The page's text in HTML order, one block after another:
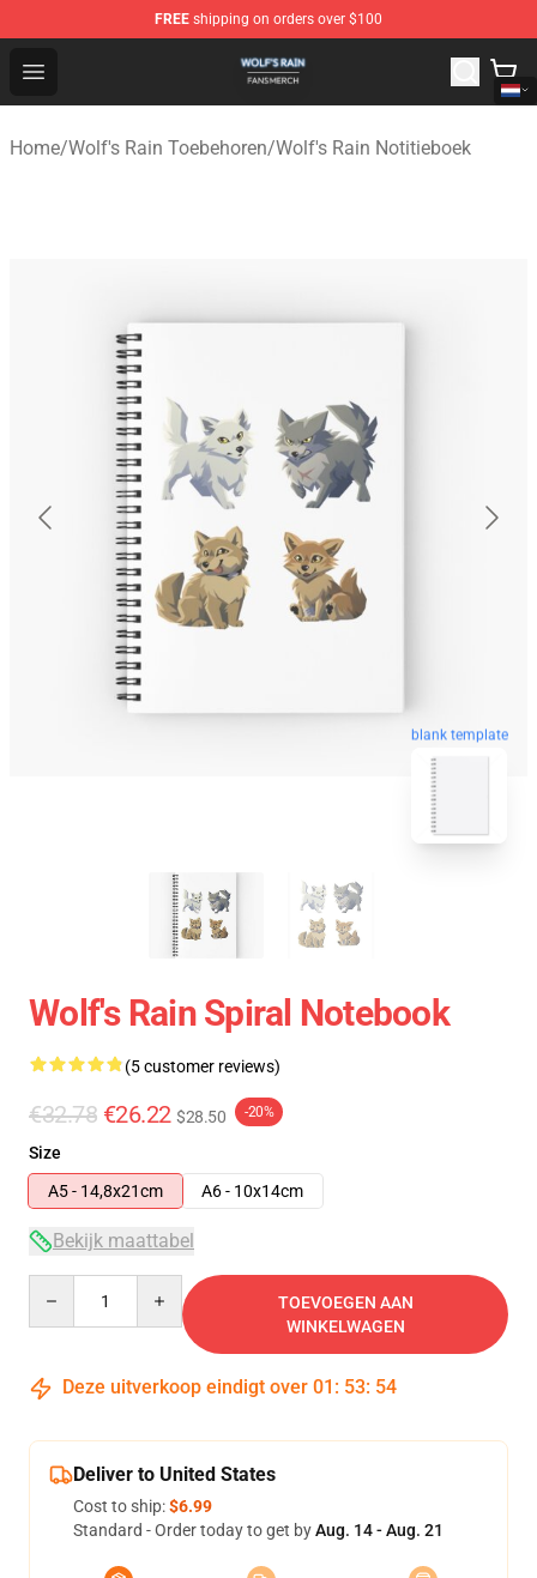
FREE shipping on orders over $100
Open menu
Wolf's Rain Shop - Official Wolf's Rain Merchandise Store
Home/Wolf's Rain Toebehoren/Wolf's Rain Notitieboek
blank template
Wolf's Rain Spiral Notebook
(5 customer reviews)
€32.78 €26.22 $28.50 -20%
Size
A5 - 14,8x21cm
A6 - 10x14cm
Bekijk maattabel
TOEVOEGEN AAN
WINKELWAGEN
Deze uitverkoop eindigt over 01 : 53: 53
Deliver to United States
Cost to ship:$6.99
Standard - Order today to get byAug. 14 - Aug. 21